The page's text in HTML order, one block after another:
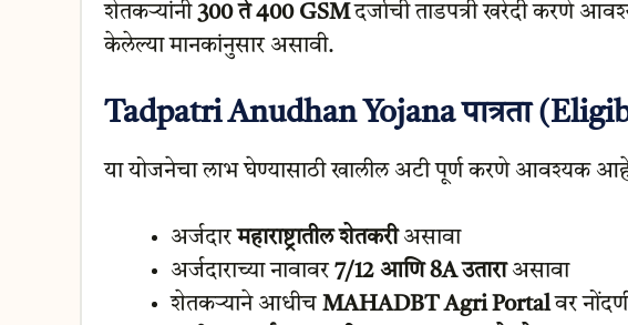
शेतकऱ्यांनी 300 ते 400 GSMदर्जाची ताडपत्री खरेदी करणे
केलेल्या मानकांनुसार असावी.
Tadpatri Anudhan Yojana पात्रता
या योजनेचा लाभ घेण्यासाठी खालील अटी पूर्ण करणे आवश्यक
अर्जदारमहाराष्ट्रातील शेतकरीअसावा
अर्जदाराच्या नावावर 7/12 आणि 8A उताराअसावा
शेतकऱ्याने आधीच MAHADBT Agri Portalवर